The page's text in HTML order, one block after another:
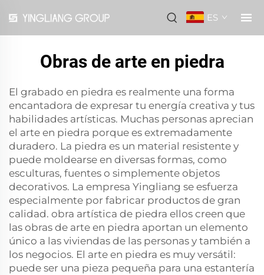
ES
Obras de arte en piedra
El grabado en piedra es realmente una forma
encantadora de expresar tu energía creativa y tus
habilidades artísticas. Muchas personas aprecian
el arte en piedra porque es extremadamente
duradero. La piedra es un material resistente y
puede moldearse en diversas formas, como
esculturas, fuentes o simplemente objetos
decorativos. La empresa Yingliang se esfuerza
especialmente por fabricar productos de gran
calidad. obra artística de piedra ellos creen que
las obras de arte en piedra aportan un elemento
único a las viviendas de las personas y también a
los negocios. El arte en piedra es muy versátil:
puede ser una pieza pequeña para una estantería